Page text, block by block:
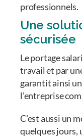
professionnels.
Une
sécurisée
Le portage
travail et par
garantit ainsi
l’entreprise
C’est aussi un
quelques jours,